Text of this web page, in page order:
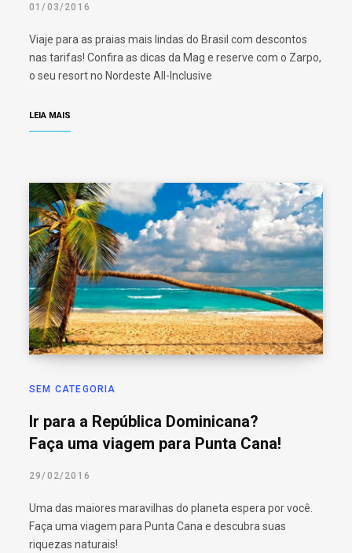
01/03/2016
Viaje para as praias mais lindas do Brasil com descontos
nas tarifas! Confira as dicas da Mag e reserve com o Zarpo,
o seu resort no Nordeste All-Inclusive
LEIA MAIS
SEM CATEGORIA
Ir para a República Dominicana?
Faça uma viagem para Punta Cana!
29/02/2016
Uma das maiores maravilhas do planeta espera por você.
Faça uma viagem para Punta Cana e descubra suas
riquezas naturais!